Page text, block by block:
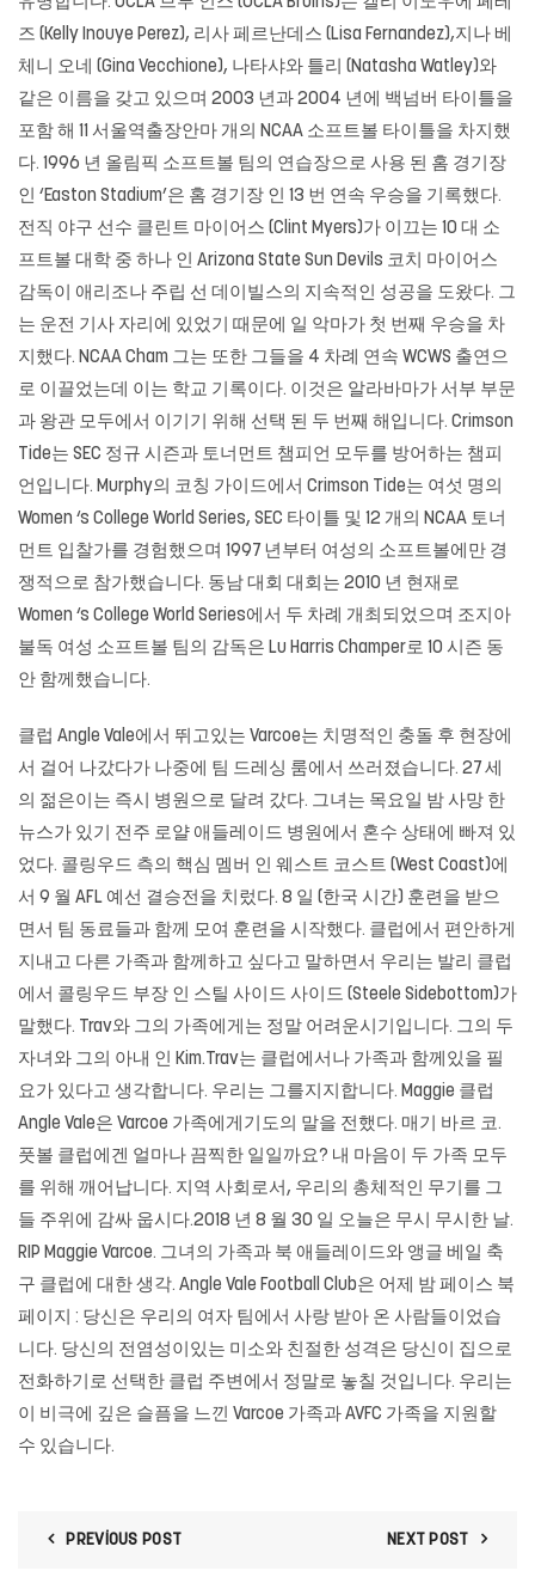
즈 (Kelly Inouye Perez), 리사 페르난데스 (Lisa Fernandez),지나 베
체니 오네 (Gina Vecchione), 나타샤와 틀리 (Natasha Watley)와
같은 이름을 갖고 있으며 2003 년과 2004 년에 백넘버 타이틀을
포함 해 11 서울역출장안마 개의 NCAA 소프트볼 타이틀을 차지했
다. 1996 년 올림픽 소프트볼 팀의 연습장으로 사용 된 홈 경기장
인 ‘Easton Stadium’은 홈 경기장 인 13 번 연속 우승을 기록했다.
전직 야구 선수 클린트 마이어스 (Clint Myers)가 이끄는 10 대 소
프트볼 대학 중 하나 인 Arizona State Sun Devils 코치 마이어스
감독이 애리조나 주립 선 데이빌스의 지속적인 성공을 도왔다. 그
는 운전 기사 자리에 있었기 때문에 일 악마가 첫 번째 우승을 차
지했다. NCAA Cham 그는 또한 그들을 4 차례 연속 WCWS 출연으
로 이끌었는데 이는 학교 기록이다. 이것은 알라바마가 서부 부문
과 왕관 모두에서 이기기 위해 선택 된 두 번째 해입니다. Crimson
Tide는 SEC 정규 시즌과 토너먼트 챔피언 모두를 방어하는 챔피
언입니다. Murphy의 코칭 가이드에서 Crimson Tide는 여섯 명의
Women ‘s College World Series, SEC 타이틀 및 12 개의 NCAA 토너
먼트 입찰가를 경험했으며 1997 년부터 여성의 소프트볼에만 경
쟁적으로 참가했습니다. 동남 대회 대회는 2010 년 현재로
Women ‘s College World Series에서 두 차례 개최되었으며 조지아
불독 여성 소프트볼 팀의 감독은 Lu Harris Champer로 10 시즌 동
안 함께했습니다.
클럽 Angle Vale에서 뛰고있는 Varcoe는 치명적인 충돌 후 현장에
서 걸어 나갔다가 나중에 팀 드레싱 룸에서 쓰러졌습니다. 27 세
의 젊은이는 즉시 병원으로 달려 갔다. 그녀는 목요일 밤 사망 한
뉴스가 있기 전주 로얄 애들레이드 병원에서 혼수 상태에 빠져 있
었다. 콜링우드 측의 핵심 멤버 인 웨스트 코스트 (West Coast)에
서 9 월 AFL 예선 결승전을 치렀다. 8 일 (한국 시간) 훈련을 받으
면서 팀 동료들과 함께 모여 훈련을 시작했다. 클럽에서 편안하게
지내고 다른 가족과 함께하고 싶다고 말하면서 우리는 발리 클럽
에서 콜링우드 부장 인 스틸 사이드 사이드 (Steele Sidebottom)가
말했다. Trav와 그의 가족에게는 정말 어려운시기입니다. 그의 두
자녀와 그의 아내 인 Kim.Trav는 클럽에서나 가족과 함께있을 필
요가 있다고 생각합니다. 우리는 그를지지합니다. Maggie 클럽
Angle Vale은 Varcoe 가족에게기도의 말을 전했다. 매기 바르 코.
풋볼 클럽에겐 얼마나 끔찍한 일일까요? 내 마음이 두 가족 모두
를 위해 깨어납니다. 지역 사회로서, 우리의 총체적인 무기를 그
들 주위에 감싸 웁시다.2018 년 8 월 30 일 오늘은 무시 무시한 날.
RIP Maggie Varcoe. 그녀의 가족과 북 애들레이드와 앵글 베일 축
구 클럽에 대한 생각. Angle Vale Football Club은 어제 밤 페이스 북
페이지 : 당신은 우리의 여자 팀에서 사랑 받아 온 사람들이었습
니다. 당신의 전염성이있는 미소와 친절한 성격은 당신이 집으로
전화하기로 선택한 클럽 주변에서 정말로 놓칠 것입니다. 우리는
이 비극에 깊은 슬픔을 느낀 Varcoe 가족과 AVFC 가족을 지원할
수 있습니다.
PREVIOUS POST NEXT POST